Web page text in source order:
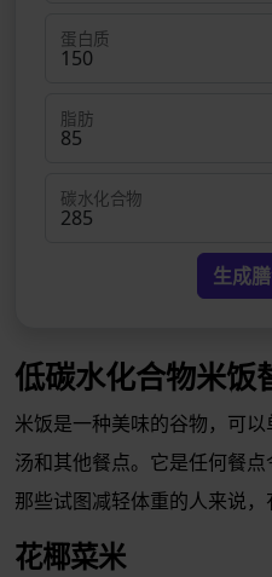
蛋白质
脂肪
碳水化合物
生成
低碳水化合物米饭
米饭是一种美味的谷物，可以
汤和其他餐点。它是任何餐
那些试图减轻体重的人来说，
花椰菜米